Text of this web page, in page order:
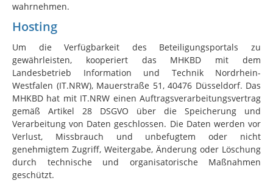
wahrnehmen.
Hosting
Um die Verfügbarkeit des Beteiligungsportals zu
gewährleisten, kooperiert das MHKBD mit dem
Landesbetrieb Information und Technik Nordrhein-
Westfalen (IT.NRW), Mauerstraße 51, 40476 Düsseldorf. Das
MHKBD hat mit IT.NRW einen Auftragsverarbeitungsvertrag
gemäß Artikel 28 DSGVO über die Speicherung und
Verarbeitung von Daten geschlossen. Die Daten werden vor
Verlust, Missbrauch und unbefugtem oder nicht
genehmigtem Zugriff, Weitergabe, Änderung oder Löschung
durch technische und organisatorische Maßnahmen
geschützt.